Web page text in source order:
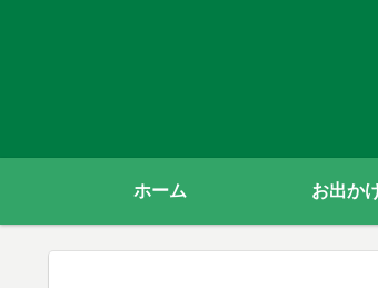
ホーム お出か